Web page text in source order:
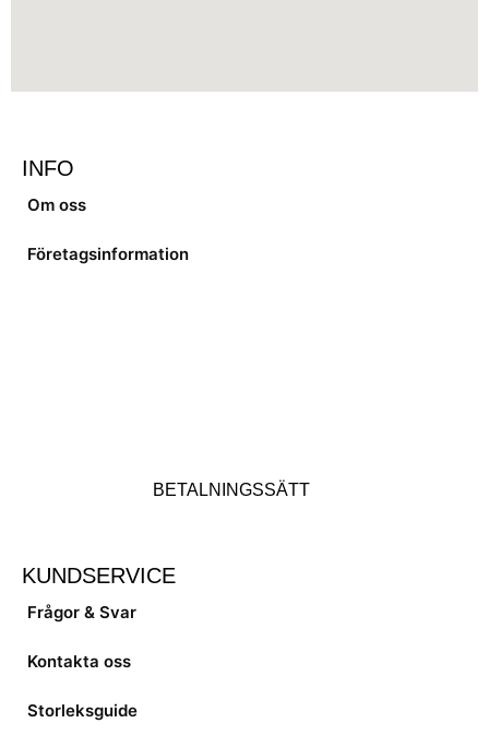
INFO
Om oss
Företagsinformation
BETALNINGSSÄTT
KUNDSERVICE
Frågor & Svar
Kontakta oss
Storleksguide